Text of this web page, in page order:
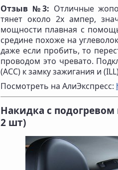
Отзыв №3: Отличные
тянет около 2х ампер,
мощности плавная с
средине похоже на
даже если пробить, то
проводом это чревато.
(ACC) к замку зажигания и
Посмотреть на АлиЭкспресс:
Накидка с
2 шт)